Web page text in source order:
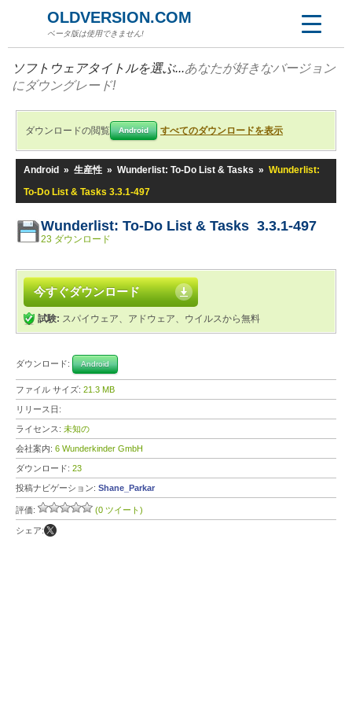
OLDVERSION.COM
ベータ版は使用できません!
ソフトウェアタイトルを選ぶ...あなたが好きなバージョン
にダウングレード!
ダウンロードの閲覧 Android すべてのダウンロードを表示
Android » 生産性 » Wunderlist: To-Do List & Tasks » Wunderlist:
To-Do List & Tasks 3.3.1-497
Wunderlist: To-Do List & Tasks 3.3.1-497
23 ダウンロード
今すぐダウンロード
試験: スパイウェア、アドウェア、ウイルスから無料
ダウンロード: Android
ファイル サイズ: 21.3 MB
リリース日:
ライセンス: 未知の
会社案内: 6 Wunderkinder GmbH
ダウンロード: 23
投稿ナビゲーション: Shane_Parkar
評価: (0 ツイート)
シェア: